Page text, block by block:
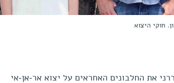
חוקי היצוא
את החלבונים האחראים על יצוא אר-אן-אי